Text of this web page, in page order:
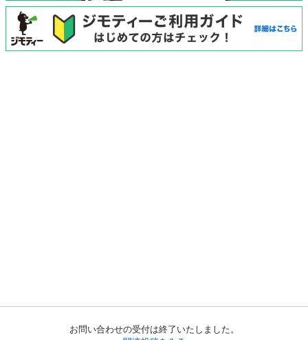
お問い合わせの受付は終了いたしました。